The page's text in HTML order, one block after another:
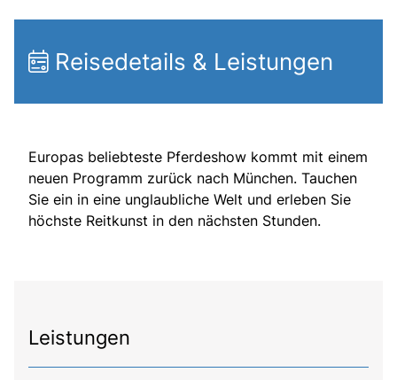
Reisedetails & Leistungen
Europas beliebteste Pferdeshow kommt mit einem
neuen Programm zurück nach München. Tauchen
Sie ein in eine unglaubliche Welt und erleben Sie
höchste Reitkunst in den nächsten Stunden.
Leistungen